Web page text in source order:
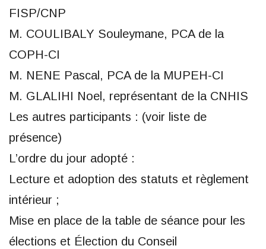
FISP/CNP
M. COULIBALY Souleymane, PCA de la
COPH-CI
M. NENE Pascal, PCA de la MUPEH-CI
M. GLALIHI Noel, représentant de la CNHIS
Les autres participants : (voir liste de
présence)
L’ordre du jour adopté :
Lecture et adoption des statuts et règlement
intérieur ;
Mise en place de la table de séance pour les
élections et Élection du Conseil